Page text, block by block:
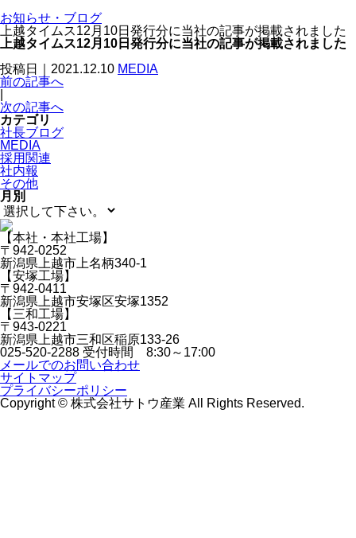
お知らせ・ブログ
上越タイムス12月10日発行分に当社の記事が掲載されました
上越タイムス12月10日発行分に当社の記事が掲載されました
投稿日｜2021.12.10 MEDIA
前の記事へ
次の記事へ
カテゴリ
社長ブログ
MEDIA
採用関連
社内報
その他
月別
【本社・本社工場】
〒942-0252
新潟県上越市上名柄340-1
【安塚工場】
〒942-0411
新潟県上越市安塚区安塚1352
【三和工場】
〒943-0221
新潟県上越市三和区稲原133-26
025-520-2288 受付時間 8:30～17:00
メールでのお問い合わせ
サイトマップ
プライバシーポリシー
Copyright © 株式会社サトウ産業 All Rights Reserved.